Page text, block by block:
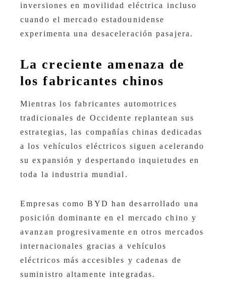
inversiones en movilidad eléctrica incluso
cuando el mercado estadounidense
experimenta una desaceleración pasajera.
La creciente amenaza de
los fabricantes chinos
Mientras los fabricantes automotrices
tradicionales de Occidente replantean sus
estrategias, las compañías chinas dedicadas
a los vehículos eléctricos siguen acelerando
su expansión y despertando inquietudes en
toda la industria mundial.
Empresas como BYD han desarrollado una
posición dominante en el mercado chino y
avanzan progresivamente en otros mercados
internacionales gracias a vehículos
eléctricos más accesibles y cadenas de
suministro altamente integradas.